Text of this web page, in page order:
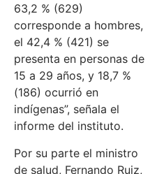
63,2 % (629)
corresponde a hombres,
el 42,4 % (421) se
presenta en personas de
15 a 29 años, y 18,7 %
(186) ocurrió en
indígenas”, señala el
informe del instituto.
Por su parte el ministro
de salud, Fernando Ruiz,